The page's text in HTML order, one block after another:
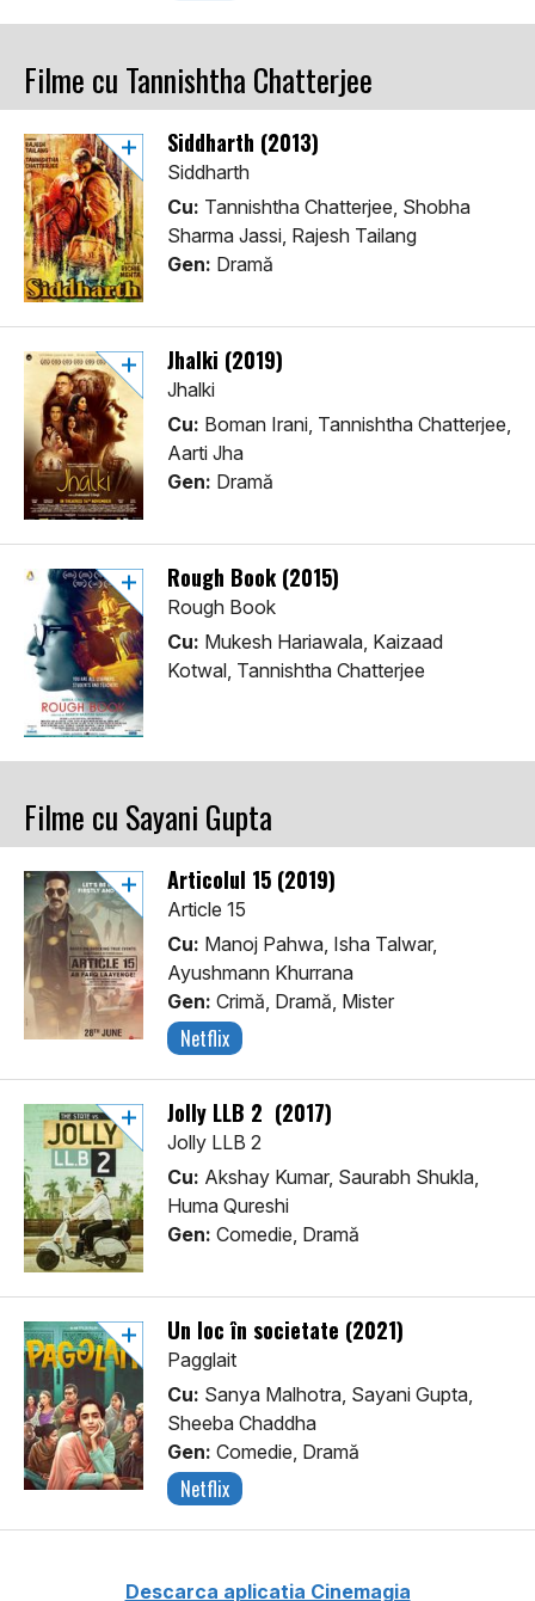
Filme cu Tannishtha Chatterjee
Siddharth (2013)
Siddharth
Cu: Tannishtha Chatterjee, Shobha
Sharma Jassi, Rajesh Tailang
Gen: Dramă
Jhalki (2019)
Jhalki
Cu: Boman Irani, Tannishtha Chatterjee,
Aarti Jha
Gen: Dramă
Rough Book (2015)
Rough Book
Cu: Mukesh Hariawala, Kaizaad
Kotwal, Tannishtha Chatterjee
Filme cu Sayani Gupta
Articolul 15 (2019)
Article 15
Cu: Manoj Pahwa, Isha Talwar,
Ayushmann Khurrana
Gen: Crimă, Dramă, Mister
Netflix
Jolly LLB 2 (2017)
Jolly LLB 2
Cu: Akshay Kumar, Saurabh Shukla,
Huma Qureshi
Gen: Comedie, Dramă
Un loc în societate (2021)
Pagglait
Cu: Sanya Malhotra, Sayani Gupta,
Sheeba Chaddha
Gen: Comedie, Dramă
Netflix
Descarca aplicatia Cinemagia